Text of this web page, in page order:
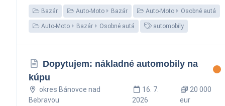
Bazár Auto-Moto Bazár Auto-Moto Osobné autá
Auto-Moto Bazár Osobné autá automobily
Dopytujem: nákladné automobily na
kúpu
okres Bánovce nad
Bebravou
16. 7.
2026
20 000
eur